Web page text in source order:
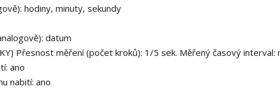
hodiny, minuty, sekundy
datum
Přesnost měření (počet kroků): 1/5 sek. Měřený časový interval:
ano
nabití: ano